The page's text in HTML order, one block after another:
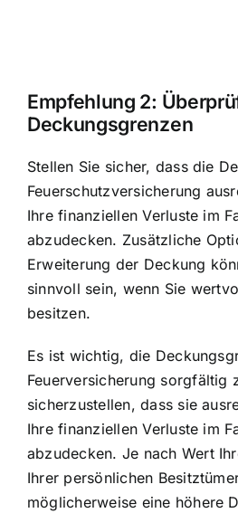
Empfehlung 2:
Deckungsgrenzen
Stellen Sie sicher, dass die
Feuerschutzversicherung
Ihre finanziellen Verluste im
abzudecken. Zusätzliche
Erweiterung der Deckung
sinnvoll sein, wenn Sie
besitzen.
Es ist wichtig, die
Feuerversicherung sorgfältig
sicherzustellen, dass sie
Ihre finanziellen Verluste im
abzudecken. Je nach Wert
Ihrer persönlichen
möglicherweise eine höhere